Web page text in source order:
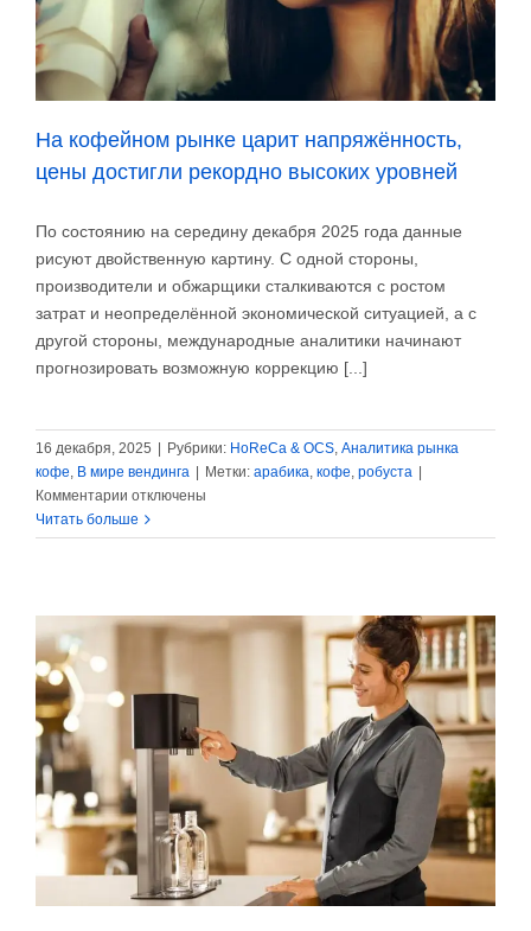
На кофейном рынке царит напряжённость,
цены достигли рекордно высоких уровней
По состоянию на середину декабря 2025 года данные
рисуют двойственную картину. С одной стороны,
производители и обжарщики сталкиваются с ростом
затрат и неопределённой экономической ситуацией, а с
другой стороны, международные аналитики начинают
прогнозировать возможную коррекцию [...]
16 декабря, 2025 Рубрики: HoReCa & OCS, Аналитика рынка
кофе, В мире вендинга Метки: арабика, кофе, робуста
Комментарии к
записи
На
царит
напряжённость,
рекордно
высоких
уровней
отключены
Читать больше